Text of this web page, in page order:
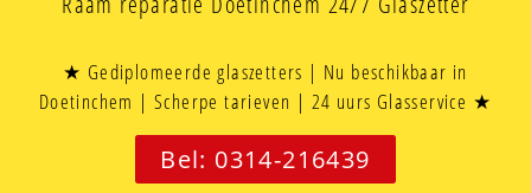
★ Gediplomeerde glaszetters | Nu beschikbaar in
Doetinchem | Scherpe tarieven | 24 uurs Glasservice ★
Bel: 0314-216439